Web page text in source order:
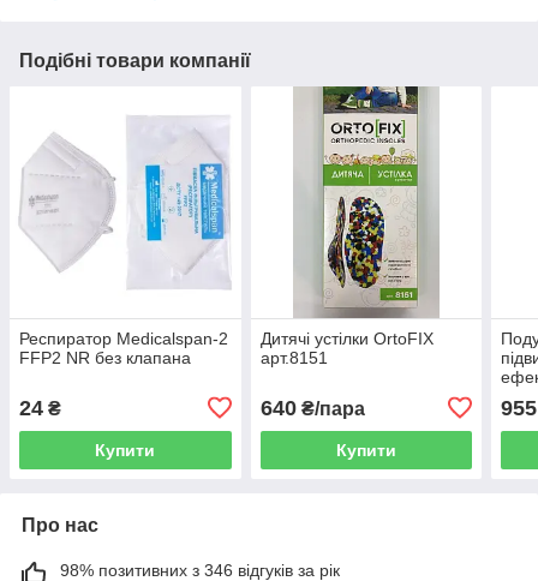
Подібні товари компанії
Респиратор Medicalspan-2
FFP2 NR без клапана
24 ₴
Купити
Дитячі устілки OrtoFIX
арт.8151
640₴/пара
Купити
955
Про нас
98% позитивних з 346 відгуків за рік